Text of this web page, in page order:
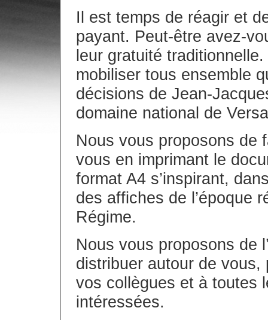
Il est temps de réagir et
payant. Peut-être avez-
leur gratuité
mobiliser tous ensemble
décisions de Jean-
domaine national de
Nous vous proposons de
vous en imprimant le
format A4 s’inspirant,
des affiches de l’époque
Régime.
Nous vous proposons de
distribuer autour de
vos collègues et à toutes
intéressées.